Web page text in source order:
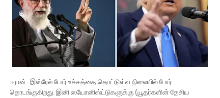
ஈரான்- இஸ்ரேல் போர் உச்சத்தை தொட்டுள்ள நிலையில் போர்
தொடங்குகிறது. இனி ஸயோனிஸ்ட்டுகளுக்கு (யூதர்களின் தேசிய